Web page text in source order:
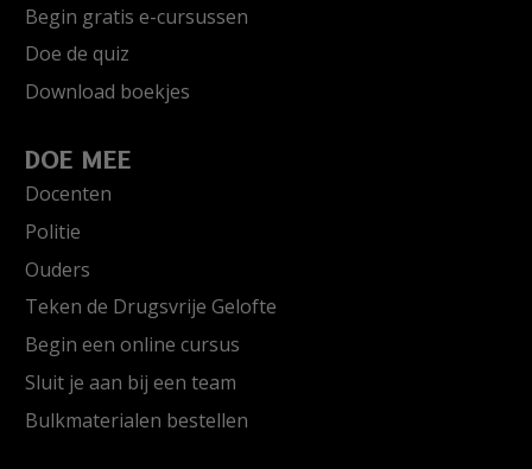
Begin gratis e-cursussen
Doe de quiz
Download boekjes
DOE MEE
Docenten
Politie
Ouders
Teken de Drugsvrije Gelofte
Begin een online cursus
Sluit je aan bij een team
Bulkmaterialen bestellen